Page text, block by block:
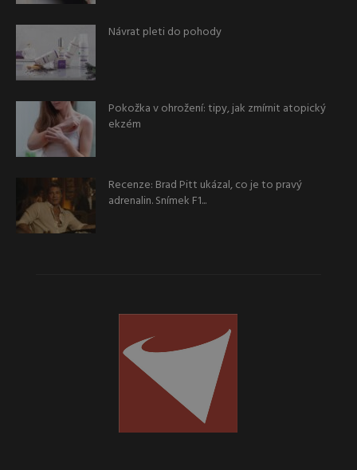
Návrat pleti do pohody
Pokožka v ohrožení: tipy, jak zmírnit atopický
ekzém
Recenze: Brad Pitt ukázal, co je to pravý
adrenalin. Snímek F1...